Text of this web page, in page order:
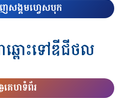
សង្គមហ្វេសបុក
ាឆ្ពោះទៅឌីជីថល
គេហទំព័រ